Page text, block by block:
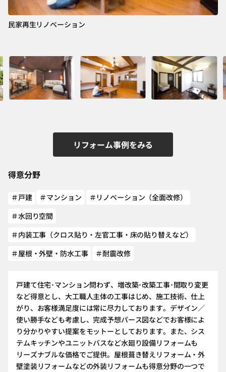
民家再生リノベーション
リフォーム事例をみる
得意分野
＃戸建 ＃マンション
＃リノベーション（全面改修）
＃水回り空間
＃内装工事（クロス貼り・左官工事・床の貼り替えなど）
＃屋根・外壁・防水工事
＃耐震改修
戸建て住宅･マンション問わず、増改築･改築工事･間取り変更
など得意とし、大工職人主体の工事はじめ、施工技術、仕上
がり、お客様満足度には常に尽力しております。デザイン／
使い勝手なども考慮し、完成予想パース図などでお客様によ
り分かりやすい提案をモットーとしております。また、シス
テムキッチンやユニットバスなど水廻り設備リフォームも
リーズナブルな価格でご提供。屋根葺き替えリフォーム・外
壁塗装リフォームなどの外装リフォームも得意分野の一つで